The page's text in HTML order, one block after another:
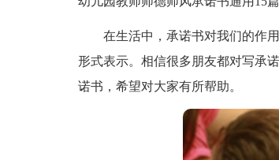
在生活中，承诺书对我们的作用
形式表示。相信很多朋友都对写承
诺书，希望对大家有所帮助。